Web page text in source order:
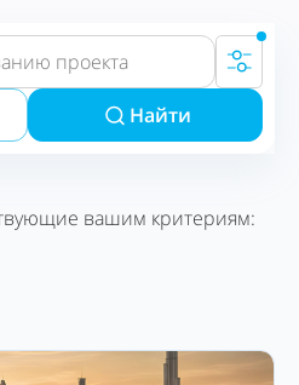
Найти
вашим критериям: